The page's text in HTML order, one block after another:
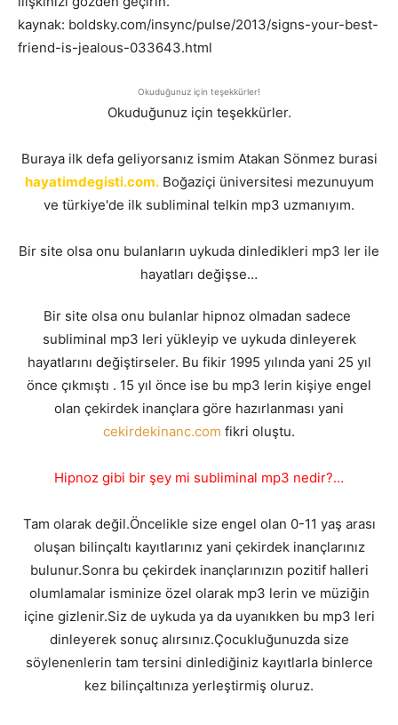
kaynak: boldsky.com/insync/pulse/2013/signs-your-best-
friend-is-jealous-033643.html
Okuduğunuz için teşekkürler!
Okuduğunuz için teşekkürler.
Buraya ilk defa geliyorsanız ismim Atakan Sönmez burasi
hayatimdegisti.com.Boğaziçi üniversitesi mezunuyum
ve türkiye'de ilk subliminal telkin mp3 uzmanıyım.
Bir site olsa onu bulanların uykuda dinledikleri mp3 ler ile
hayatları değişse…
Bir site olsa onu bulanlar hipnoz olmadan sadece
subliminal mp3 leri yükleyip ve uykuda dinleyerek
hayatlarını değiştirseler. Bu fikir 1995 yılında yani 25 yıl
önce çıkmıştı . 15 yıl önce ise bu mp3 lerin kişiye engel
olan çekirdek inançlara göre hazırlanması yani
cekirdekinanc.com fikri oluştu.
Hipnoz gibi bir şey mi subliminal mp3 nedir?…
Tam olarak değil.Öncelikle size engel olan 0-11 yaş arası
oluşan bilinçaltı kayıtlarınız yani çekirdek inançlarınız
bulunur.Sonra bu çekirdek inançlarınızın pozitif halleri
olumlamalar isminize özel olarak mp3 lerin ve müziğin
içine gizlenir.Siz de uykuda ya da uyanıkken bu mp3 leri
dinleyerek sonuç alırsınız.Çocukluğunuzda size
söylenenlerin tam tersini dinlediğiniz kayıtlarla binlerce
kez bilinçaltınıza yerleştirmiş oluruz.